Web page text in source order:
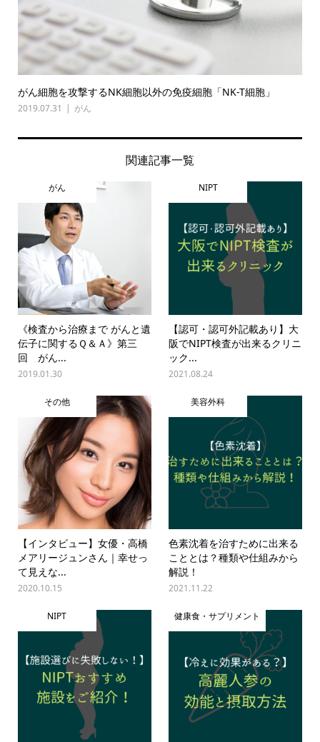
がん細胞を攻撃するNK細胞以外の免疫細胞「NK-T細胞」
2019.07.31 がん
関連記事一覧
がん
《検査から治療まで がんと遺
伝子に関するＱ＆Ａ》第三
回 がん...
2019.01.30
NIPT
【認可・認可外記載あり】大
阪でNIPT検査が出来るクリニ
ック...
2021.08.24
その他
【インタビュー】女優・高橋
メアリージュンさん｜幸せっ
て見えな...
2020.10.15
美容外科
色素沈着を治すために出来る
こととは？種類や仕組みから
解説！
2021.11.22
NIPT 健康食・サプリメント